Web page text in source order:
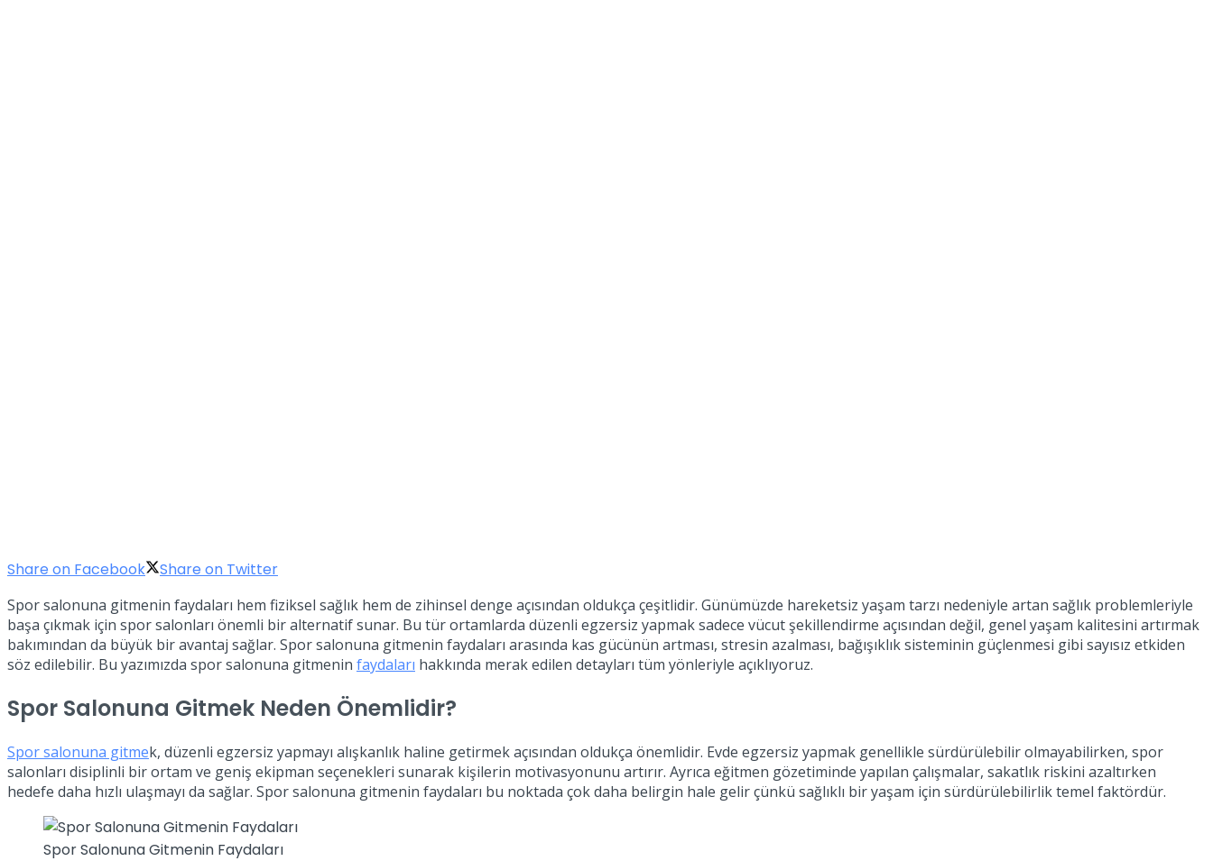
Share on Facebook Share on Twitter
Spor salonuna gitmenin faydaları hem fiziksel sağlık hem de zihinsel denge açısından oldukça çeşitlidir. Günümüzde hareketsiz yaşam tarzı nedeniyle artan sağlık problemleriyle
başa çıkmak için spor salonları önemli bir alternatif sunar. Bu tür ortamlarda düzenli egzersiz yapmak sadece vücut şekillendirme açısından değil, genel yaşam kalitesini artırmak
bakımından da büyük bir avantaj sağlar. Spor salonuna gitmenin faydaları arasında kas gücünün artması, stresin azalması, bağışıklık sisteminin güçlenmesi gibi sayısız etkiden
söz edilebilir. Bu yazımızda spor salonuna gitmenin faydaları hakkında merak edilen detayları tüm yönleriyle açıklıyoruz.
Spor Salonuna Gitmek Neden Önemlidir?
Spor salonuna gitmek, düzenli egzersiz yapmayı alışkanlık haline getirmek açısından oldukça önemlidir. Evde egzersiz yapmak genellikle sürdürülebilir olmayabilirken, spor
salonları disiplinli bir ortam ve geniş ekipman seçenekleri sunarak kişilerin motivasyonunu artırır. Ayrıca eğitmen gözetiminde yapılan çalışmalar, sakatlık riskini azaltırken
hedefe daha hızlı ulaşmayı da sağlar. Spor salonuna gitmenin faydaları bu noktada çok daha belirgin hale gelir çünkü sağlıklı bir yaşam için sürdürülebilirlik temel faktördür.
Spor Salonuna Gitmenin Faydaları